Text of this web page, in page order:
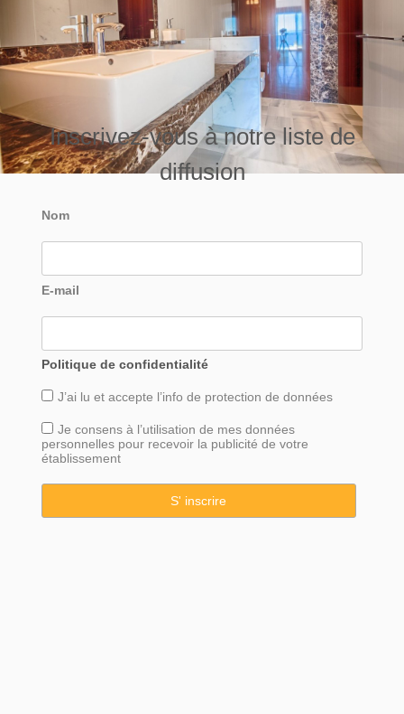
Inscrivez-vous à notre liste de
diffusion
Nom
E-mail
Politique de confidentialité
J’ai lu et accepte l’info de protection de données
Je consens à l’utilisation de mes données
personnelles pour recevoir la publicité de votre
établissement